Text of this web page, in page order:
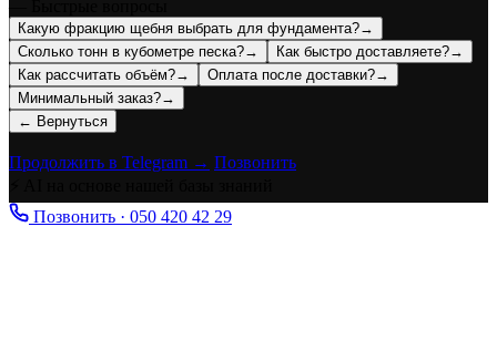
Какую фракцию щебня выбрать для фундамента?→
Сколько тонн в кубометре песка?→ Как быстро доставляете?→
Как рассчитать объём?→ Оплата после доставки?→
Минимальный заказ?→
← Вернуться
Продолжить в Telegram → Позвонить
Позвонить · 050 420 42 29